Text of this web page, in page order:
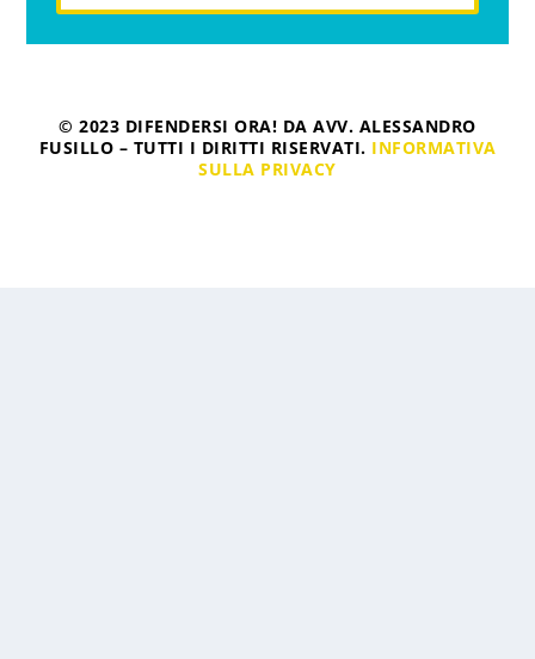
© 2023 DIFENDERSI ORA! DA AVV. ALESSANDRO
FUSILLO – TUTTI I DIRITTI RISERVATI. INFORMATIVA
SULLA PRIVACY